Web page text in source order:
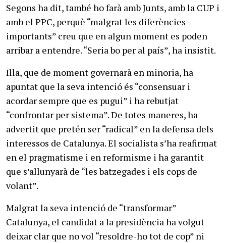
Segons ha dit, també ho farà amb Junts, amb la CUP i
amb el PPC, perquè “malgrat les diferències
importants” creu que en algun moment es poden
arribar a entendre. “Seria bo per al país”, ha insistit.
Illa, que de moment governarà en minoria, ha
apuntat que la seva intenció és “consensuar i
acordar sempre que es pugui” i ha rebutjat
“confrontar per sistema”. De totes maneres, ha
advertit que pretén ser “radical” en la defensa dels
interessos de Catalunya. El socialista s’ha reafirmat
en el pragmatisme i en reformisme i ha garantit
que s’allunyarà de “les batzegades i els cops de
volant”.
Malgrat la seva intenció de “transformar”
Catalunya, el candidat a la presidència ha volgut
deixar clar que no vol “resoldre-ho tot de cop” ni